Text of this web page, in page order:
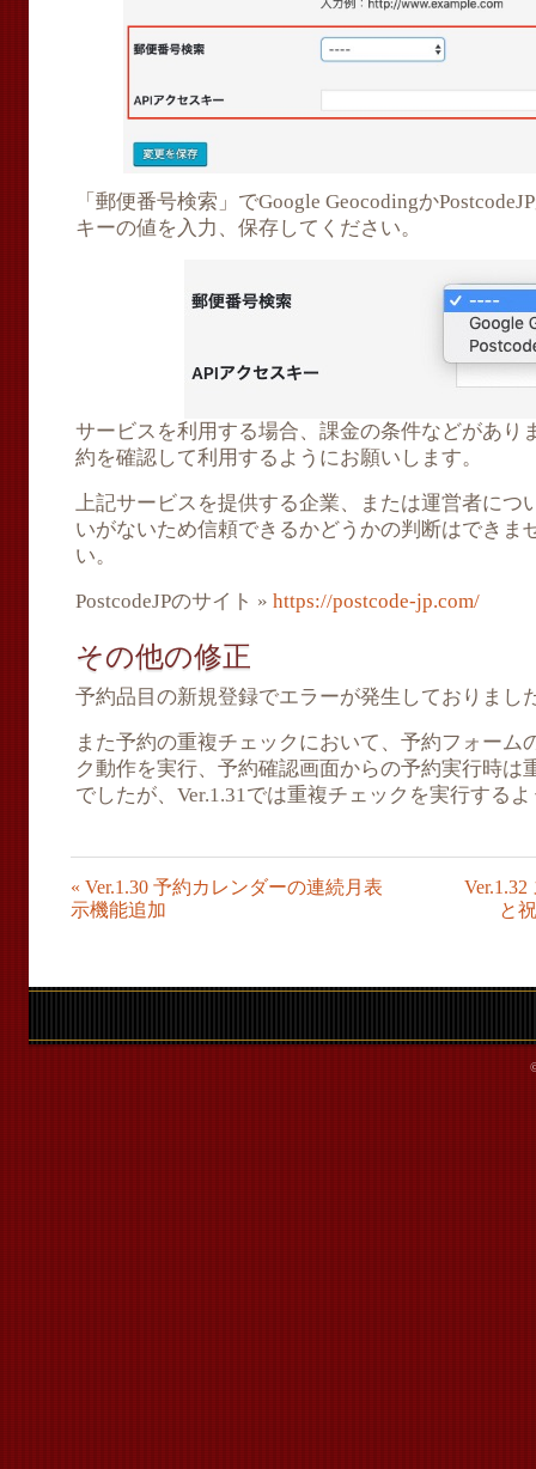
「郵便番号検索」でGoogle Geocodingか
キーの値を入力、保存してください。
サービスを利用する場合、課金の条件などがあり
約を確認して利用するようにお願いします。
上記サービスを提供する企業、または運営者につ
いがないため信頼できるかどうかの判断はできま
い。
PostcodeJPのサイト » https://postcode-jp.com/
その他の修正
予約品目の新規登録でエラーが発生しておりまし
また予約の重複チェックにおいて、予約フォーム
ク動作を実行、予約確認画面からの予約実行時は
でしたが、Ver.1.31では重複チェックを実行する
« Ver.1.30 予約カレンダーの連続月表
示機能追加
と